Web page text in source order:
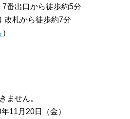
7番出口から徒歩約5分
改札から徒歩約7分
）
ません。
11月20日（金）